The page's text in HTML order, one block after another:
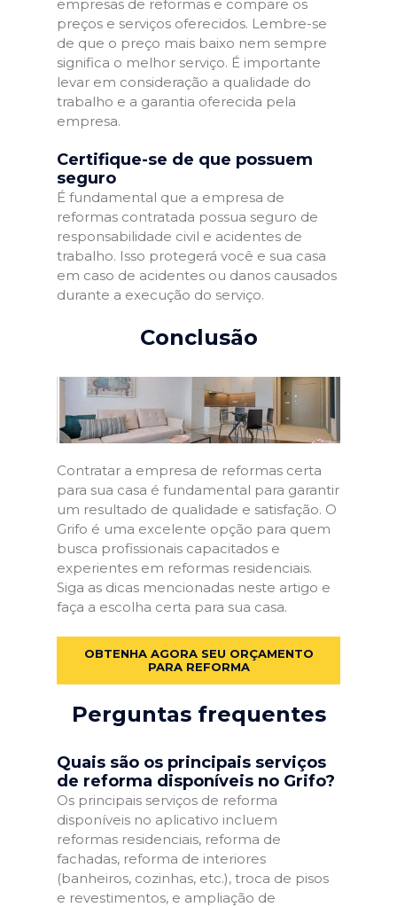
empresas de reformas e compare os
preços e serviços oferecidos. Lembre-se
de que o preço mais baixo nem sempre
significa o melhor serviço. É importante
levar em consideração a qualidade do
trabalho e a garantia oferecida pela
empresa.
Certifique-se de que possuem
seguro
É fundamental que a empresa de
reformas contratada possua seguro de
responsabilidade civil e acidentes de
trabalho. Isso protegerá você e sua casa
em caso de acidentes ou danos causados
durante a execução do serviço.
Conclusão
Contratar a empresa de reformas certa
para sua casa é fundamental para garantir
um resultado de qualidade e satisfação. O
Grifo é uma excelente opção para quem
busca profissionais capacitados e
experientes em reformas residenciais.
Siga as dicas mencionadas neste artigo e
faça a escolha certa para sua casa.
OBTENHA AGORA SEU ORÇAMENTO
PARA REFORMA
Perguntas frequentes
Quais são os principais serviços
de reforma disponíveis no Grifo?
Os principais serviços de reforma
disponíveis no aplicativo incluem
reformas residenciais, reforma de
fachadas, reforma de interiores
(banheiros, cozinhas, etc.), troca de pisos
e revestimentos, e ampliação de